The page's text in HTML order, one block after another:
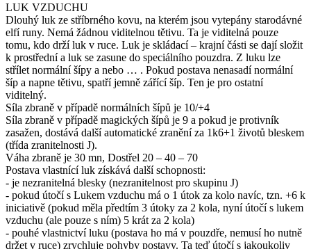
LUK VZDUCHU
Dlouhý luk ze stříbrného kovu, na kterém jsou vytepány starodávné
elfí runy. Nemá žádnou viditelnou tětivu. Ta je viditelná pouze
tomu, kdo drží luk v ruce. Luk je skládací – krajní části se dají složit
k prostřední a luk se zasune do speciálního pouzdra. Z luku lze
střílet normální šípy a nebo … . Pokud postava nenasadí normální
šíp a napne tětivu, spatří jemně zářící šíp. Ten je pro ostatní
viditelný.
Síla zbraně v případě normálních šípů je 10/+4
Síla zbraně v případě magických šípů je 9 a pokud je protivník
zasažen, dostává další automatické zranění za 1k6+1 životů bleskem
(třída zranitelnosti J).
Váha zbraně je 30 mn, Dostřel 20 – 40 – 70
Postava vlastnící luk získává další schopnosti:
- je nezranitelná blesky (nezranitelnost pro skupinu J)
- pokud útočí s Lukem vzduchu má o 1 útok za kolo navíc, tzn. +6 k
iniciativě (pokud měla předtím 3 útoky za 2 kola, nyní útočí s lukem
vzduchu (ale pouze s ním) 5 krát za 2 kola)
- pouhé vlastnictví luku (postava ho má v pouzdře, nemusí ho nutně
držet v ruce) zrychluje pohyby postavy. Ta teď útočí s jakoukoliv